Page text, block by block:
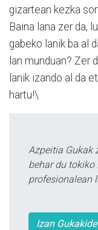
gizartean kezka
Baina lana zer da,
gabeko lanik ba al
lan munduan? Zer
lanik izando al da
hartu!\
Azpeitia Gukak
behar du
profesionalean
Izan Gukakide